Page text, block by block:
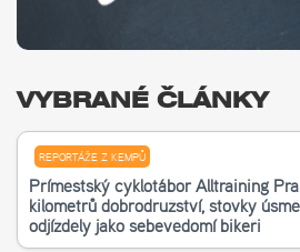
VYBRANÉ ČLÁNKY
REPORTÁŽE Z KEMPŮ
Příměstský cyklotábor Alltraining
kilometrů dobrodružství, stovky
odjížděly jako sebevědomí bikeři